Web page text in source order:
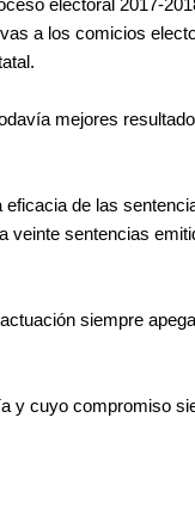
electoral 2017-
a los comicios
mejores
de las
veinte sentencias
siempre
y cuyo compromiso